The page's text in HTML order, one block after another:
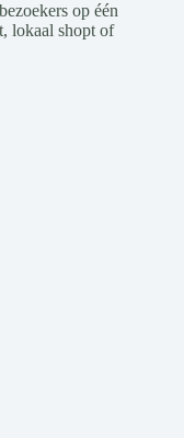
op één
lokaal shopt of